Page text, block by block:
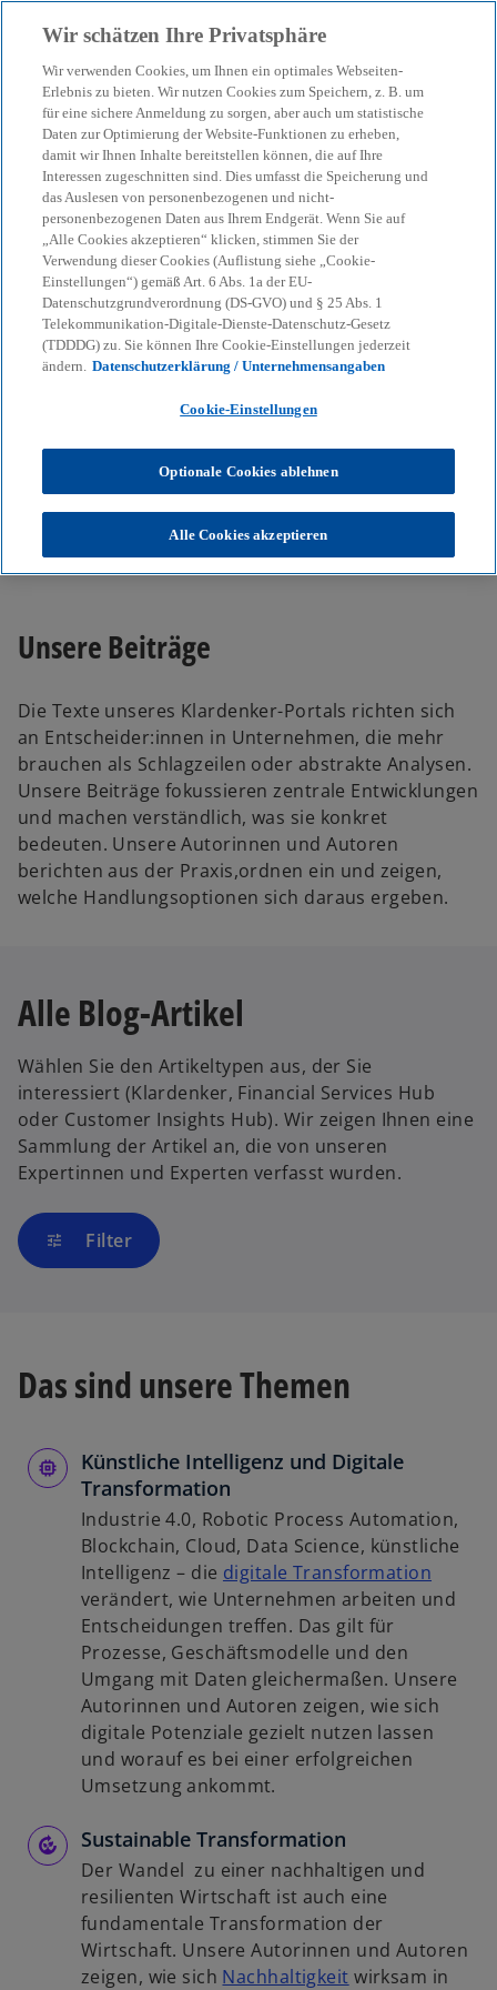
menu search
Unser Blog – Insights für
Ihre nächsten
Entscheidungen
Wir helfen Ihnen, den Überblick zu behalten
bei geopolitischen Verschiebungen, neuen
Unser Blog – Insights für Ihre nächsten Entscheidungen
Unsere Beiträge
Die Texte unseres Klardenker-Portals richten sich
an Entscheider:innen in Unternehmen, die mehr
brauchen als Schlagzeilen oder abstrakte Analysen.
Unsere Beiträge fokussieren zentrale Entwicklungen
und machen verständlich, was sie konkret
bedeuten. Unsere Autorinnen und Autoren
berichten aus der Praxis,ordnen ein und zeigen,
welche Handlungsoptionen sich daraus ergeben.
Alle Blog-Artikel
Wählen Sie den Artikeltypen aus, der Sie
interessiert (Klardenker, Financial Services Hub
oder Customer Insights Hub). Wir zeigen Ihnen eine
Sammlung der Artikel an, die von unseren
Expertinnen und Experten verfasst wurden.
tune Filter
Das sind unsere Themen
Künstliche Intelligenz und Digitale
Transformation
Industrie 4.0, Robotic Process Automation,
Blockchain, Cloud, Data Science, künstliche
Intelligenz – die digitale Transformation
i
i
n
e
e
n
verändert, wie Unternehmen arbeiten und
Entscheidungen treffen. Das gilt für
Prozesse, Geschäftsmodelle und den
Umgang mit Daten gleichermaßen. Unsere
Autorinnen und Autoren zeigen, wie sich
digitale Potenziale gezielt nutzen lassen
und worauf es bei einer erfolgreichen
Umsetzung ankommt.
Sustainable Transformation
Der Wandel zu einer nachhaltigen und
resilienten Wirtschaft ist auch eine
fundamentale Transformation der
Wirtschaft. Unsere Autorinnen und Autoren
zeigen, wie sich Nachhaltigkeitwwirksam in
Wir schätzen Ihre Privatsphäre
Wir verwenden Cookies, um Ihnen ein optimales Webseiten-
Erlebnis zu bieten. Wir nutzen Cookies zum Speichern, z. B. um
für eine sichere Anmeldung zu sorgen, aber auch um statistische
Daten zur Optimierung der Website-Funktionen zu erheben,
damit wir Ihnen Inhalte bereitstellen können, die auf Ihre
Interessen zugeschnitten sind. Dies umfasst die Speicherung und
das Auslesen von personenbezogenen und nicht-
personenbezogenen Daten aus Ihrem Endgerät. Wenn Sie auf
„Alle Cookies akzeptieren“ klicken, stimmen Sie der
Verwendung dieser Cookies (Auflistung siehe „Cookie-
Einstellungen“) gemäß Art. 6 Abs. 1a der EU-
Datenschutzgrundverordnung (DS-GVO) und § 25 Abs. 1
Telekommunikation-Digitale-Dienste-Datenschutz-Gesetz
(TDDDG) zu. Sie können Ihre Cookie-Einstellungen jederzeit
ändern. Datenschutzerklärung / Unternehmensangaben
Cookie-Einstellungen
Optionale Cookies ablehnen
Alle Cookies akzeptieren